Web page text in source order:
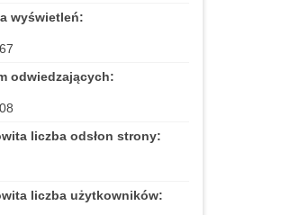
wyświetleń:
odwiedzających:
liczba odsłon strony:
liczba użytkowników: